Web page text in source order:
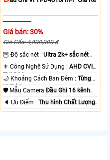
Giá bán: 30%
Giá Gốc: 4,800,000 ₫
🦉 Độ sắc nét :Ultra 2k+ sắc nét .
⚜️ Công Nghệ Sử Dụng :AHD CVI
TVI BCS.
🌙 Khoảng Cách Ban Đêm :Từng
Vị Trí Camera .
🛡 Mẫu CameraĐầu Ghi 16 kênh.
️🔈 Ưu Điểm :Thu hình Chất Lượng.